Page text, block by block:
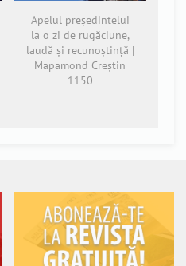
Apelul președintelui
la o zi de rugăciune,
laudă și recunoștință |
Mapamond Creștin
1150